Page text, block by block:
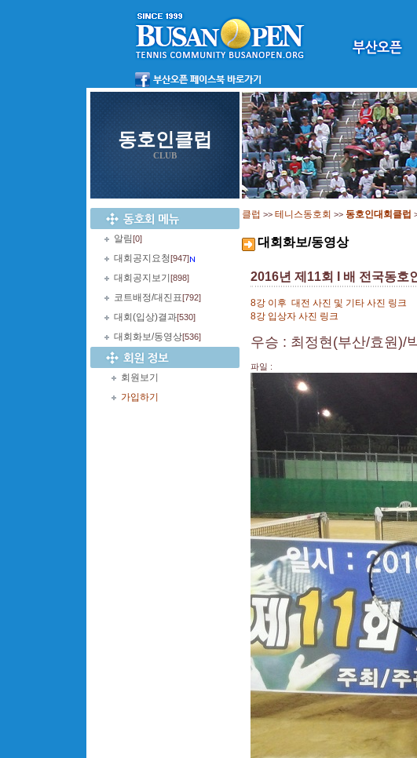
동호인클럽
CLUB
알림[0]
대회공지요청[947]
대회공지보기 [898]
코트배정/대진표[792]
대회(입상)결과[530]
대회화보/동영상[536]
회원보기
가입하기
클럽 >> 테니스동호회 >> 동호인대회클럽
대회화보/동영상
2016년 제11회 I 배 전국동호
8강 이후 대전 사진 및 기타 사진 링크
8강 입상자 사진 링크
우승 : 최정현(부산/효원)/
파일 :